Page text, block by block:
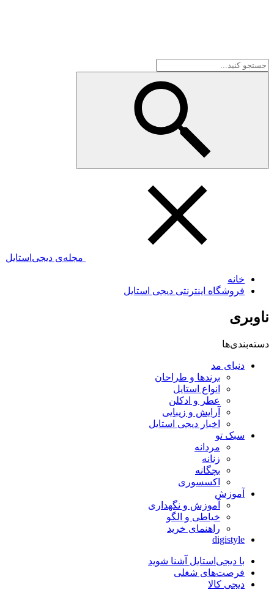
مجله‌ی دیجی‌استایل
خانه
فروشگاه اینترنتی دیجی استایل
ناوبری
دسته‌بندی‌ها
دنیای مد
برندها و طراحان
انواع استایل
عطر و ادکلن
آرایش و زیبایی
اخبار دیجی استایل
سبک تو
مردانه
زنانه
بچگانه
اکسسوری
آموزش
آموزش و نگهداری
خیاطی و الگو
راهنمای خرید
digistyle
با دیجی‌استایل آشنا شوید
فرصت‌های شغلی
دیجی کالا